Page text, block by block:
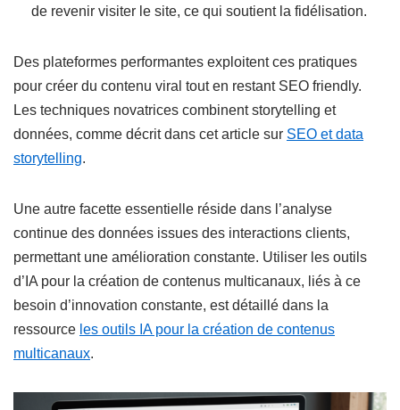
de revenir visiter le site, ce qui soutient la fidélisation.
Des plateformes performantes exploitent ces pratiques
pour créer du contenu viral tout en restant SEO friendly.
Les techniques novatrices combinent storytelling et
données, comme décrit dans cet article sur SEO et data
storytelling.
Une autre facette essentielle réside dans l’analyse
continue des données issues des interactions clients,
permettant une amélioration constante. Utiliser les outils
d’IA pour la création de contenus multicanaux, liés à ce
besoin d’innovation constante, est détaillé dans la
ressource les outils IA pour la création de contenus
multicanaux.